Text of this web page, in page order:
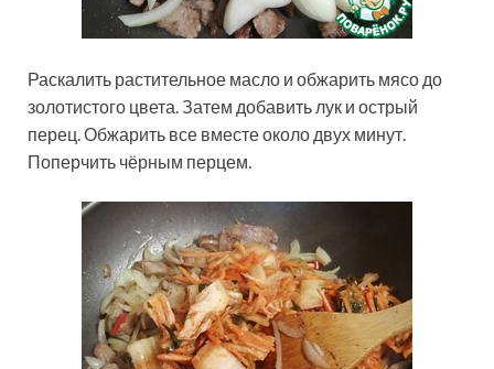
Раскалить растительное масло и обжарить мясо до
золотистого цвета. Затем добавить лук и острый
перец. Обжарить все вместе около двух минут.
Поперчить чёрным перцем.